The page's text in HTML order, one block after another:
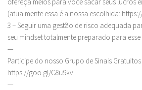
(atualmente essa é a nossa escolhida:
3 – Seguir uma gestão de risco adequada
seu mindset totalmente preparado para
—
Participe do nosso Grupo de Sinais
https://goo.gl/C8u9kv
—